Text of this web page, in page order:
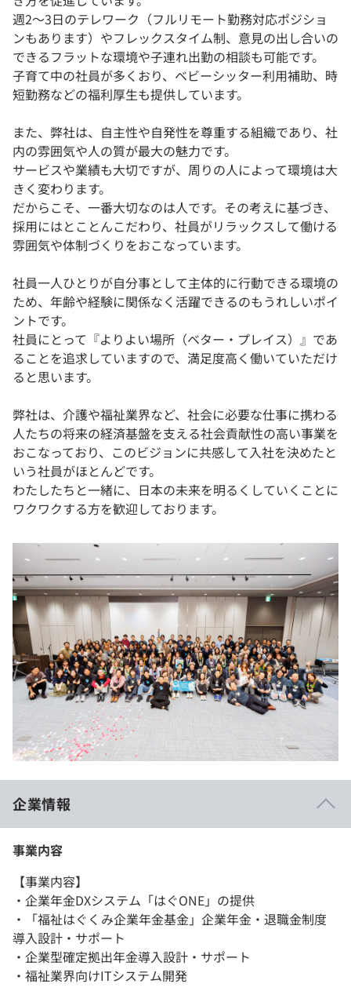
週2～3日のテレワーク（フルリモート勤務対応ポジショ
ンもあります）やフレックスタイム制、意見の出し合いの
できるフラットな環境や子連れ出勤の相談も可能です。
子育て中の社員が多くおり、ベビーシッター利用補助、時
短勤務などの福利厚生も提供しています。
また、弊社は、自主性や自発性を尊重する組織であり、社
内の雰囲気や人の質が最大の魅力です。
サービスや業績も大切ですが、周りの人によって環境は大
きく変わります。
だからこそ、一番大切なのは人です。その考えに基づき、
採用にはとことんこだわり、社員がリラックスして働ける
雰囲気や体制づくりをおこなっています。
社員一人ひとりが自分事として主体的に行動できる環境の
ため、年齢や経験に関係なく活躍できるのもうれしいポイ
ントです。
社員にとって『よりよい場所（ベター・プレイス）』であ
ることを追求していますので、満足度高く働いていただけ
ると思います。
弊社は、介護や福祉業界など、社会に必要な仕事に携わる
人たちの将来の経済基盤を支える社会貢献性の高い事業を
おこなっており、このビジョンに共感して入社を決めたと
いう社員がほとんどです。
わたしたちと一緒に、日本の未来を明るくしていくことに
ワクワクする方を歓迎しております。
企業情報
事業内容
【事業内容】
・企業年金DXシステム「はぐONE」の提供
・「福祉はぐくみ企業年金基金」企業年金・退職金制度
導入設計・サポート
・企業型確定拠出年金導入設計・サポート
・福祉業界向けITシステム開発